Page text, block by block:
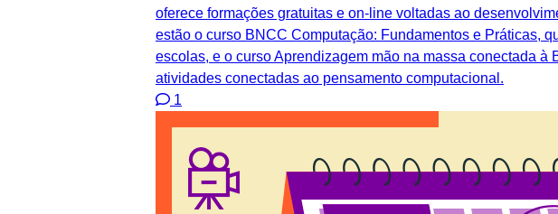
oferece formações gratuitas e on-line voltadas ao
estão o curso BNCC Computação: Fundamentos e Práticas,
escolas, e o curso Aprendizagem mão na massa conectada
atividades conectadas ao pensamento computacional.
1